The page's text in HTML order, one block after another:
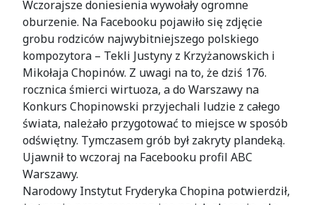
Wczorajsze doniesienia wywołały ogromne
oburzenie. Na Facebooku pojawiło się zdjęcie
grobu rodziców najwybitniejszego polskiego
kompozytora – Tekli Justyny z Krzyżanowskich i
Mikołaja Chopinów. Z uwagi na to, że dziś 176.
rocznica śmierci wirtuoza, a do Warszawy na
Konkurs Chopinowski przyjechali ludzie z całego
świata, należało przygotować to miejsce w sposób
odświętny. Tymczasem grób był zakryty plandeką.
Ujawnił to wczoraj na Facebooku profil ABC
Warszawy.
Narodowy Instytut Fryderyka Chopina potwierdził,